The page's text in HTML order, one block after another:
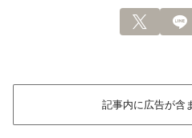
記事内に広告が含